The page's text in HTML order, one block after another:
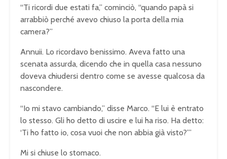
“Ti ricordi due estati fa,” cominciò, “quando papà si
arrabbiò perché avevo chiuso la porta della mia
camera?”
Annuii. Lo ricordavo benissimo. Aveva fatto una
scenata assurda, dicendo che in quella casa nessuno
doveva chiudersi dentro come se avesse qualcosa da
nascondere.
“Io mi stavo cambiando,” disse Marco. “E lui è entrato
lo stesso. Gli ho detto di uscire e lui ha riso. Ha detto:
‘Ti ho fatto io, cosa vuoi che non abbia già visto?’”
Mi si chiuse lo stomaco.